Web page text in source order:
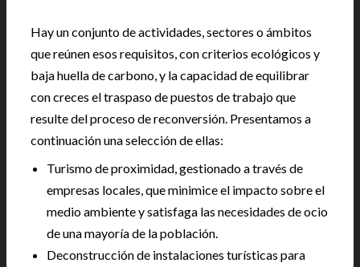
Hay un conjunto de actividades, sectores o ámbitos
que reúnen esos requisitos, con criterios ecológicos y
baja huella de carbono, y la capacidad de equilibrar
con creces el traspaso de puestos de trabajo que
resulte del proceso de reconversión. Presentamos a
continuación una selección de ellas:
Turismo de proximidad, gestionado a través de
empresas locales, que minimice el impacto sobre el
medio ambiente y satisfaga las necesidades de ocio
de una mayoría de la población.
Deconstrucción de instalaciones turísticas para